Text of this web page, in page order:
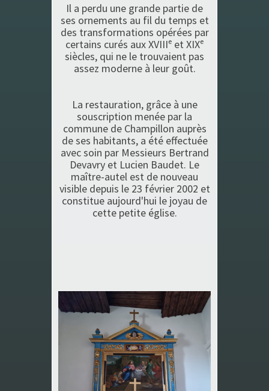
Il a perdu une grande partie de
ses ornements au fil du temps et
des transformations opérées par
certains curés aux XVIIIᵉ et XIXᵉ
siècles, qui ne le trouvaient pas
assez moderne à leur goût.
La restauration, grâce à une
souscription menée par la
commune de Champillon auprès
de ses habitants, a été effectuée
avec soin par Messieurs Bertrand
Devavry et Lucien Baudet. Le
maître-autel est de nouveau
visible depuis le 23 février 2002 et
constitue aujourd'hui le joyau de
cette petite église.